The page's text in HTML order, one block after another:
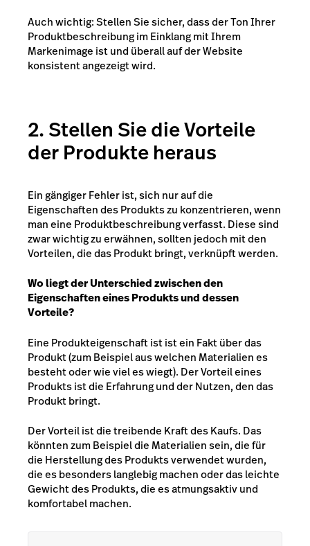
Auch wichtig: Stellen Sie sicher, dass der Ton Ihrer
Produktbeschreibung im Einklang mit Ihrem
Markenimage ist und überall auf der Website
konsistent angezeigt wird.
2. Stellen Sie die Vorteile
der Produkte heraus
Ein gängiger Fehler ist, sich nur auf die
Eigenschaften des Produkts zu konzentrieren, wenn
man eine Produktbeschreibung verfasst. Diese sind
zwar wichtig zu erwähnen, sollten jedoch mit den
Vorteilen, die das Produkt bringt, verknüpft werden.
Wo liegt der Unterschied zwischen den
Eigenschaften eines Produkts und dessen
Vorteile?
Eine Produkteigenschaft ist ist ein Fakt über das
Produkt (zum Beispiel aus welchen Materialien es
besteht oder wie viel es wiegt). Der Vorteil eines
Produkts ist die Erfahrung und der Nutzen, den das
Produkt bringt.
Der Vorteil ist die treibende Kraft des Kaufs. Das
könnten zum Beispiel die Materialien sein, die für
die Herstellung des Produkts verwendet wurden,
die es besonders langlebig machen oder das leichte
Gewicht des Produkts, die es atmungsaktiv und
komfortabel machen.